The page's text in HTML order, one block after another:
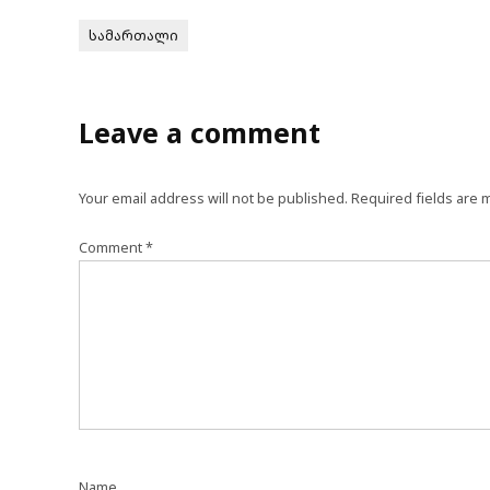
სამართალი
Leave a comment
Your email address will not be published. Required fields are
Comment*